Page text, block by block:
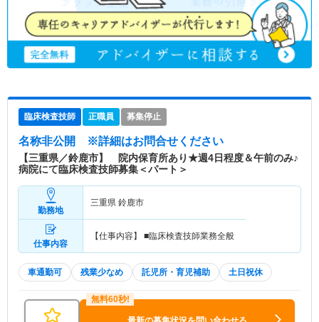
臨床検査技師 正職員 募集停止
名称非公開 ※詳細はお問合せください
【三重県／鈴鹿市】 院内保育所あり★週4日程度＆午前のみ♪
病院にて臨床検査技師募集＜パート＞
勤務地
三重県 鈴鹿市
仕事内容
【仕事内容】 ■臨床検査技師業務全般
車通勤可 残業少なめ 託児所・育児補助 土日祝休